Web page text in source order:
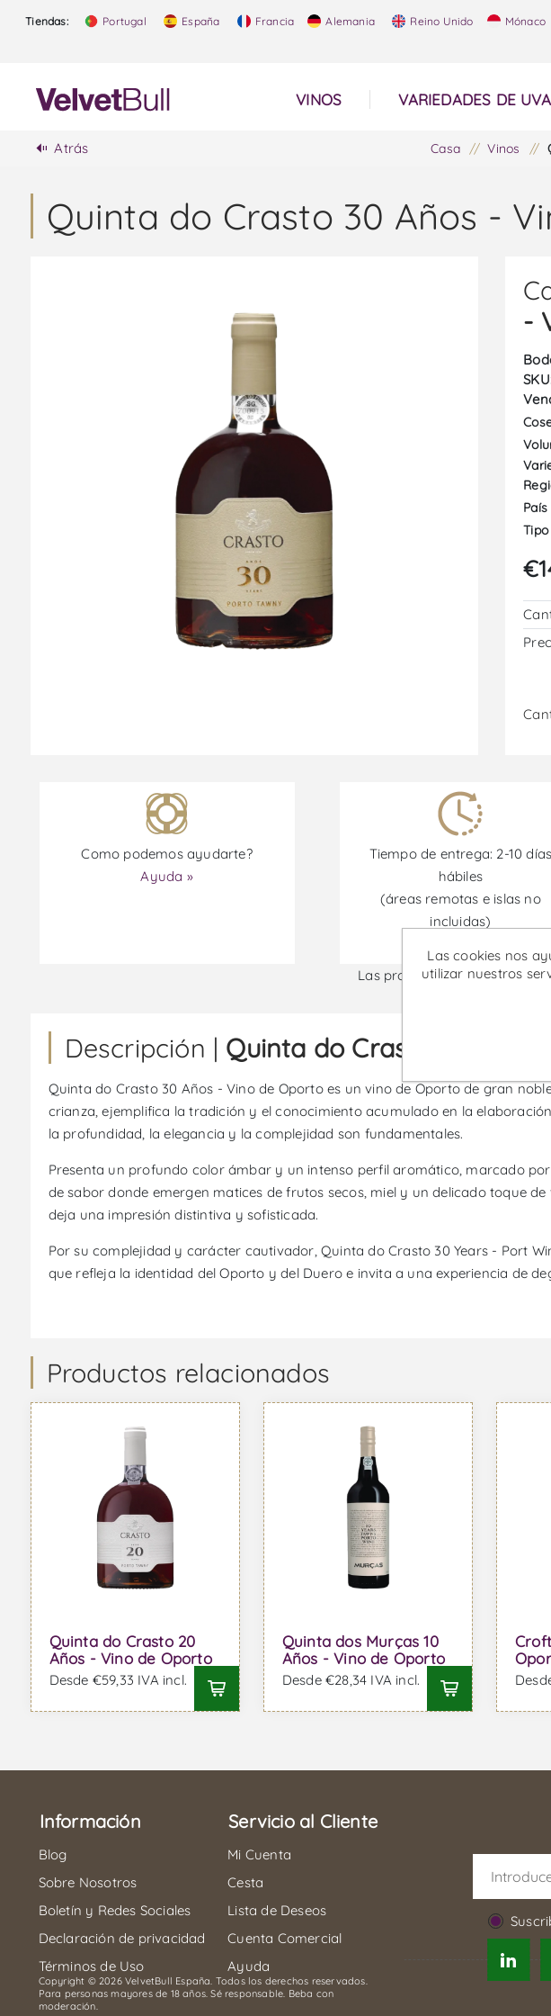
Tiendas: Portugal España Francia Alemania Reino Unido Mónaco
VINOS VARIEDADES DE UVA
Atrás Casa / Vinos /
Quinta do Crasto 30 Años -
-
País
Tipo
Como podemos ayudarte?
Ayuda »
Tiempo de entrega: 2-10 días
hábiles
(áreas remotas e islas no
incluidas)
Las promociones están
Descripción | Quinta do Crasto 30 Años
Quinta do Crasto 30 Años - Vino de Oporto es un vino de Oporto de gran
crianza, ejemplifica la tradición y el conocimiento acumulado en la
la profundidad, la elegancia y la complejidad son fundamentales.
Presenta un profundo color ámbar y un intenso perfil aromático, marcado
de sabor donde emergen matices de frutos secos, miel y un delicado toque
deja una impresión distintiva y sofisticada.
Por su complejidad y carácter cautivador, Quinta do Crasto 30 Years - Port
que refleja la identidad del Oporto y del Duero e invita a una experiencia de
Productos relacionados
Quinta do Crasto 20
Años - Vino de Oporto
Desde €59,33 IVA incl.
Quinta dos Murças 10
Años - Vino de Oporto
Desde €28,34 IVA incl.
Información
Blog
Sobre Nosotros
Boletín y Redes Sociales
Declaración de privacidad
Términos de Uso
Servicio al Cliente
Mi Cuenta
Cesta
Lista de Deseos
Cuenta Comercial
Ayuda
Copyright © 2026 VelvetBull España. Todos los derechos reservados.
Para personas mayores de 18 años. Sé responsable. Beba con
moderación.
Las cookies nos
utilizar nuestros